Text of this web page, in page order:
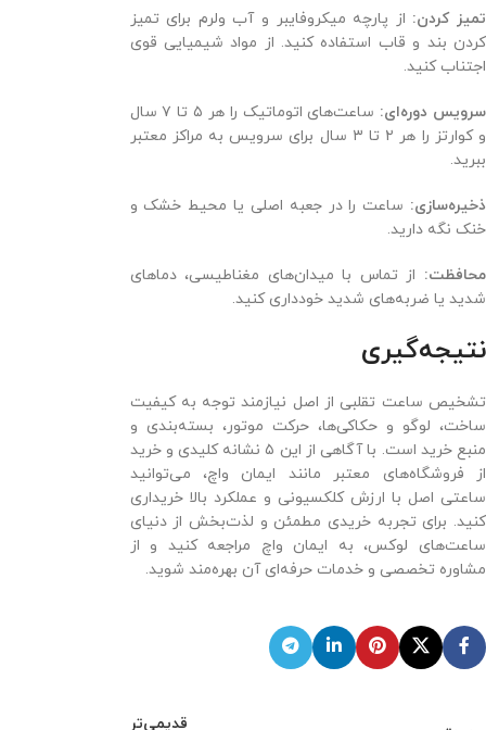
تمیز کردن: از پارچه میکروفایبر و آب ولرم برای تمیز
کردن بند و قاب استفاده کنید. از مواد شیمیایی قوی
اجتناب کنید.
سرویس دوره‌ای:
ساعت‌های اتوماتیک را هر ۵ تا ۷ سال
و کوارتز را هر ۲ تا ۳ سال برای سرویس به مراکز معتبر
ببرید.
ذخیره‌سازی: ساعت را در جعبه اصلی یا محیط خشک و
خنک نگه دارید.
محافظت: از تماس با میدان‌های مغناطیسی، دماهای
شدید یا ضربه‌های شدید خودداری کنید.
نتیجه‌گیری
تشخیص ساعت تقلبی از اصل نیازمند توجه به کیفیت
ساخت، لوگو و حکاکی‌ها، حرکت موتور، بسته‌بندی و
منبع خرید است. با آگاهی از این ۵ نشانه کلیدی و خرید
از فروشگاه‌های معتبر مانند ایمان واچ، می‌توانید
ساعتی اصل با ارزش کلکسیونی و عملکرد بالا خریداری
کنید. برای تجربه خریدی مطمئن و لذت‌بخش از دنیای
ساعت‌های لوکس، به ایمان واچ مراجعه کنید و از
مشاوره تخصصی و خدمات حرفه‌ای آن بهره‌مند شوید.
قدیمی‌تر